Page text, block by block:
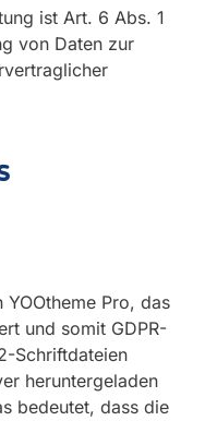
ist Art. 6 Abs. 1
von Daten zur
Pro, das
und somit GDPR-
Schriftdateien
heruntergeladen
bedeutet, dass die